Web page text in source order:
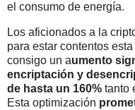
el consumo de energía.
Los aficionados a la
para estar contentos
consigo un aumento
encriptación y
de hasta un 160% tanto
Esta optimización